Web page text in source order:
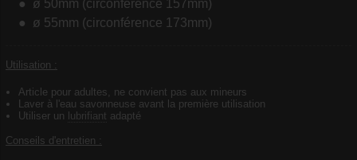
ø 50mm (circonférence 157mm)
ø 55mm (circonférence 173mm)
Utilisation :
Article pour adultes, ne convient pas aux mineurs
Laver à l'eau savonneuse avant la première utilisation
Utiliser un lubrifiant adapté
Conseils d'entretien :